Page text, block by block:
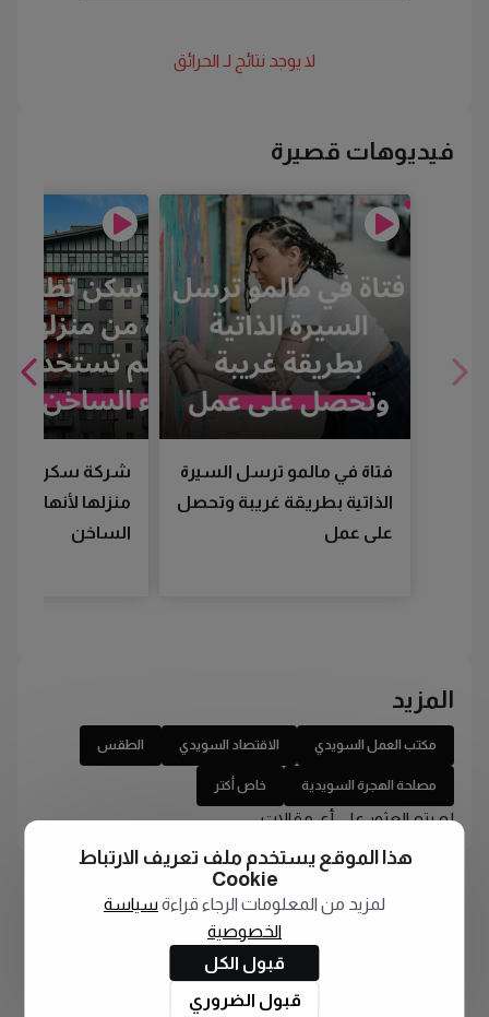
لا يوجد نتائج لـ الحرائق
فيديوهات قصيرة
فتاة في مالمو ترسل السيرة
الذاتية بطريقة غريبة وتحصل
على عمل
شركة سكن
منزلها لأنها لم
الساخن
المزيد
مكتب العمل السويدي الاقتصاد السويدي الطقس
مصلحة الهجرة السويدية خاص أكتر
لم يتم العثور على أي مقالات
هذا الموقع يستخدم ملف تعريف الارتباط
Cookie
لمزيد من المعلومات الرجاء قراءة سياسة
الخصوصية
قبول الكل
قبول الضروري